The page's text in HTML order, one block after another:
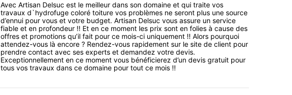
Avec Artisan Delsuc est le meilleur dans son domaine et qui traite vos
travaux d`hydrofuge coloré toiture vos problèmes ne seront plus une source
d’ennui pour vous et votre budget. Artisan Delsuc vous assure un service
fiable et en profondeur !! Et en ce moment les prix sont en folies à cause des
offres et promotions qu’il fait pour ce mois-ci uniquement !! Alors pourquoi
attendez-vous là encore ? Rendez-vous rapidement sur le site de client pour
prendre contact avec ses experts et demandez votre devis.
Exceptionnellement en ce moment vous bénéficierez d’un devis gratuit pour
tous vos travaux dans ce domaine pour tout ce mois !!